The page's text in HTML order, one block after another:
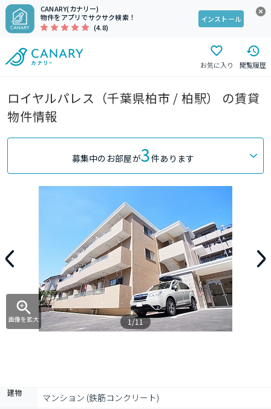
CANARY(カナリー)
物件をアプリでサクサク検索！
(4.8)
インストール
お気に入り 閲覧履歴
ロイヤルパレス（千葉県柏市 / 柏駅） の賃貸
物件情報
募集中のお部屋が3件あります
画像を拡大 1/11
建物 マンション (鉄筋コンクリート)